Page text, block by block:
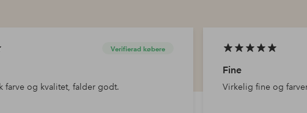
Verifierad købere
farve og kvalitet, falder godt.
Fine
Virkelig fine og